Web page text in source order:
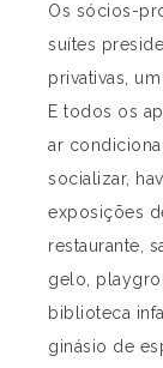
Os sócios-
suítes
privativas,
E todos os
ar
socializar,
exposições
restaurante,
gelo,
biblioteca
ginásio de